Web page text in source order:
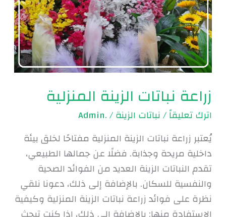
زراعة نباتات الزينة المنزلية
اترك تعليقاً/نباتات الزينة/
.Admin
يُعتبر زراعة نباتات الزينة المنزلية مفتاحًا لخلق بيئة
داخلية مريحة وجذابة. فضلًا عن جمالها الطبيعي،
تقدم النباتات الزينة العديد من الفوائد الصحية
والنفسية للسكان. بالإضافة إلى ذلك، دعونا نلقي
نظرة على فوائد زراعة نباتات الزينة المنزلية وكيفية